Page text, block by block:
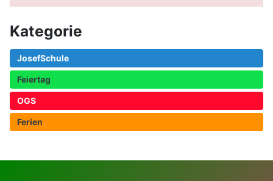
Kategorie
JosefSchule
Feiertag
OGS
Ferien